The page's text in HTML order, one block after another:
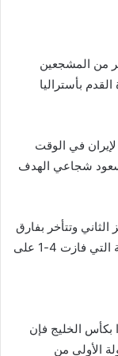
من المشجعين
بأستراليا
في الوقت
شجاعي الهدف
وتتأخر بفارق
الأهداف عن الإمارات متصدرة المجموعة الثالثة التي فازت 4-1 على
بكأس الخليج فإن
الأولى من